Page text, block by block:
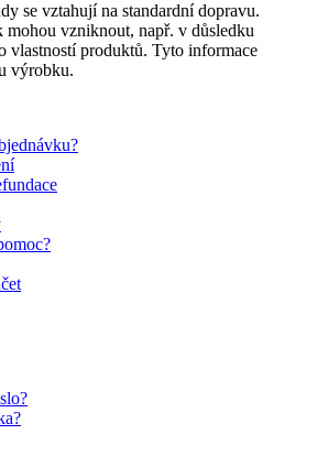
se vztahují na standardní dopravu.
mohou vzniknout, např. v důsledku
vlastností produktů. Tyto informace
výrobku.